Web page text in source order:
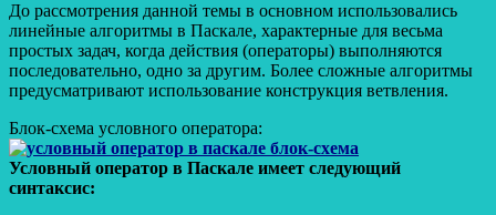
До рассмотрения данной темы в основном использовались
линейные алгоритмы в Паскале, характерные для весьма
простых задач, когда действия (операторы) выполняются
последовательно, одно за другим. Более сложные алгоритмы
предусматривают использование конструкция ветвления.
Блок-схема условного оператора:
Условный оператор в Паскале имеет следующий
синтаксис: